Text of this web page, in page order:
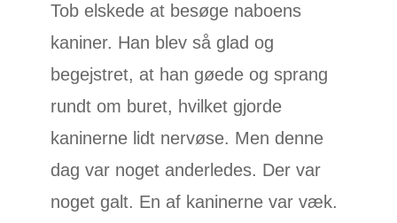
Tob elskede at besøge naboens
kaniner. Han blev så glad og
begejstret, at han gøede og sprang
rundt om buret, hvilket gjorde
kaninerne lidt nervøse. Men denne
dag var noget anderledes. Der var
noget galt. En af kaninerne var væk.